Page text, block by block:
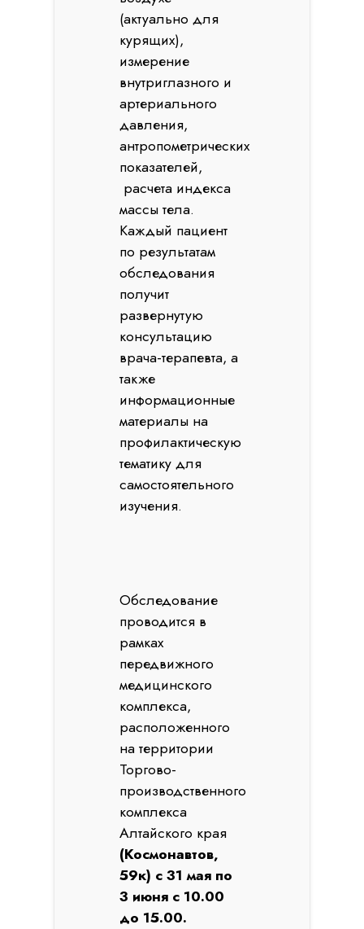
(актуально для
курящих),
измерение
внутриглазного и
артериального
давления,
антропометрических
показателей,
расчета индекса
массы тела.
Каждый пациент
по результатам
обследования
получит
развернутую
консультацию
врача-терапевта, а
также
информационные
материалы на
профилактическую
тематику для
самостоятельного
изучения.
Обследование
проводится в
рамках
передвижного
медицинского
комплекса,
расположенного
на территории
Торгово-
производственного
комплекса
Алтайского края
(Космонавтов,
59к) с 31 мая по
3 июня с 10.00
до 15.00.